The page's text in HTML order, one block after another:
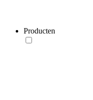
Producten